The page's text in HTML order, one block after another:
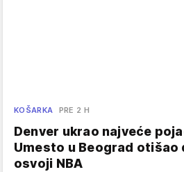
KOŠARKA PRE 2 H
Denver ukrao najveće
Umesto u Beograd otišao
osvoji NBA